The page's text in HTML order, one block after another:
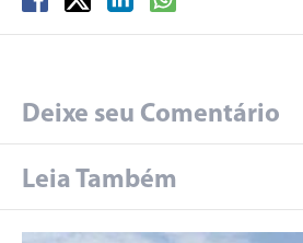
Deixe seu Comentário
Leia Também